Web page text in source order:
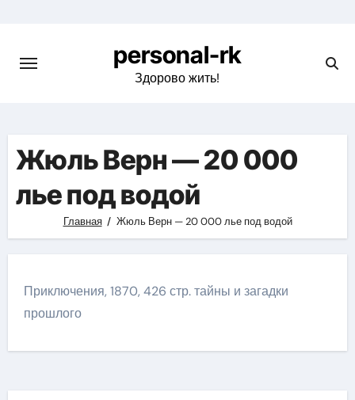
содержимому
personal-rk
Здорово жить!
Жюль Верн — 20 000
лье под водой
Главная Жюль Верн — 20 000 лье под водой
Приключения, 1870, 426 стр. тайны и загадки
прошлого